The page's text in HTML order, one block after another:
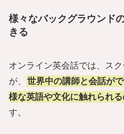
様々なバックグラウンド
きる
オンライン英会話では、ス
が、
世界中の講師と会話が
様な英語や文化に触れられ
す。